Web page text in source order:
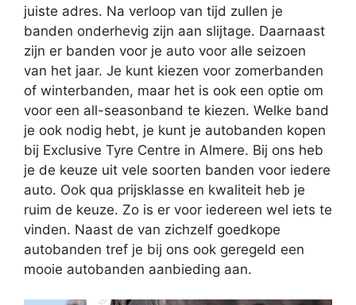
juiste adres. Na verloop van tijd zullen je
banden onderhevig zijn aan slijtage. Daarnaast
zijn er banden voor je auto voor alle seizoen
van het jaar. Je kunt kiezen voor zomerbanden
of winterbanden, maar het is ook een optie om
voor een all-seasonband te kiezen. Welke band
je ook nodig hebt, je kunt je autobanden kopen
bij Exclusive Tyre Centre in Almere. Bij ons heb
je de keuze uit vele soorten banden voor iedere
auto. Ook qua prijsklasse en kwaliteit heb je
ruim de keuze. Zo is er voor iedereen wel iets te
vinden. Naast de van zichzelf goedkope
autobanden tref je bij ons ook geregeld een
mooie autobanden aanbieding aan.